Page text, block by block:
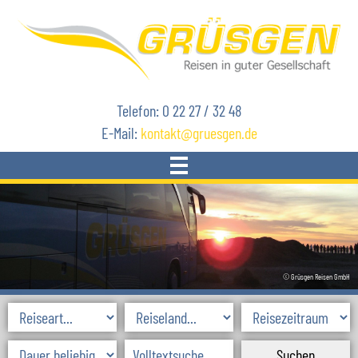
Telefon: 0 22 27 / 32 48
E-Mail: kontakt gruesgen.de
START
REISEN
AKTUELLES
SKIREISEN
© Grüsgen Reisen GmbH